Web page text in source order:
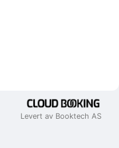
Levert av Booktech AS